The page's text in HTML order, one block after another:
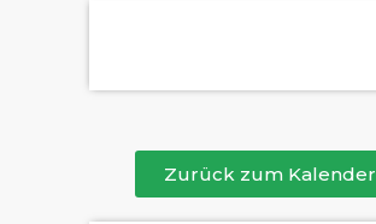
Zurück zum Kalender